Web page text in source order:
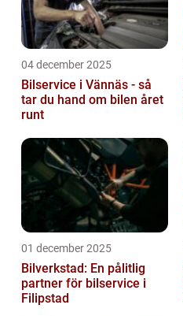
04 december 2025
Bilservice i Vännäs - så
tar du hand om bilen året
runt
01 december 2025
Bilverkstad: En pålitlig
partner för bilservice i
Filipstad